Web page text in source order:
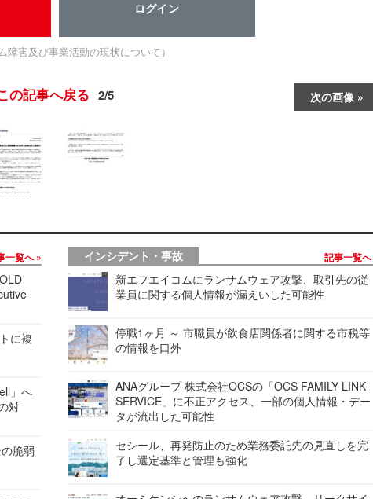
ログイン
害及び事業活動の現状について）
次の画像
の記事へ戻る 2/5
一覧へ
に複
」へ
対
脆弱
インシデント・事故 記事一覧へ
新エフエイコムにランサムウェア攻撃、取引先の従
業員に関する個人情報が漏えいした可能性
停職1ヶ月 ～ 市職員が飲食店関係者に関する市税等
の情報を口外
ANAグループ 株式会社OCSの「OCS FAMILY LINK
SERVICE」に不正アクセス、一部の個人情報・デー
タが流出した可能性
セシール、再発防止のため業務委託先の見直しを完
了し選定基準と管理も強化